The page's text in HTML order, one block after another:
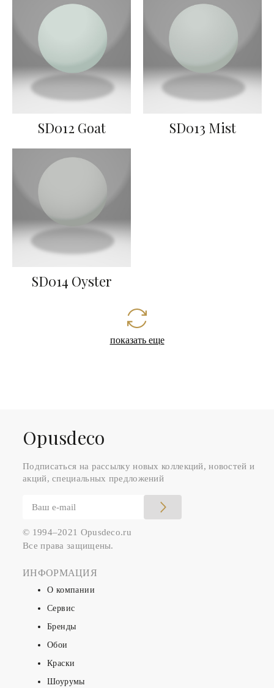
SD012 Goat SD013 Mist
SD014 Oyster
показать еще
Оpusdeco
Подписаться на рассылку новых коллекций, новостей и
акций, специальных предложений
© 1994–2021 Opusdeco.ru
Все права защищены.
ИНФОРМАЦИЯ
О компании
Сервис
Бренды
Обои
Краски
Шоурумы